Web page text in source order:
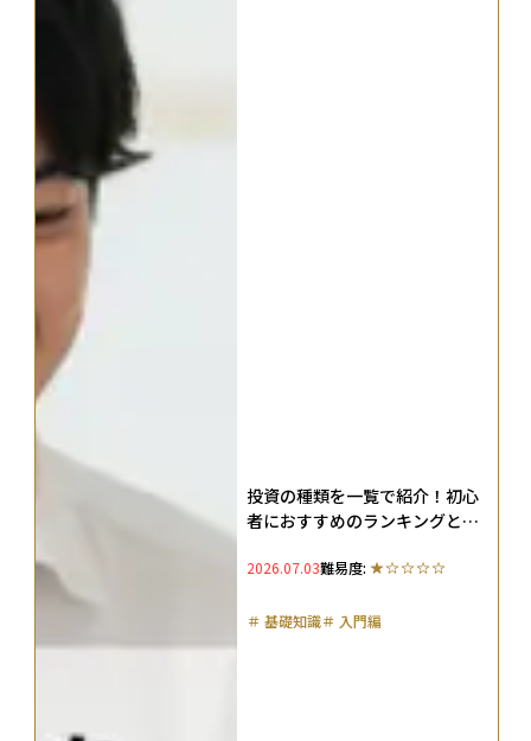
投資の種類を一覧で紹介！初心
者におすすめのランキングと投
2026.07.03難易度:
＃ 基礎知識＃ 入門編